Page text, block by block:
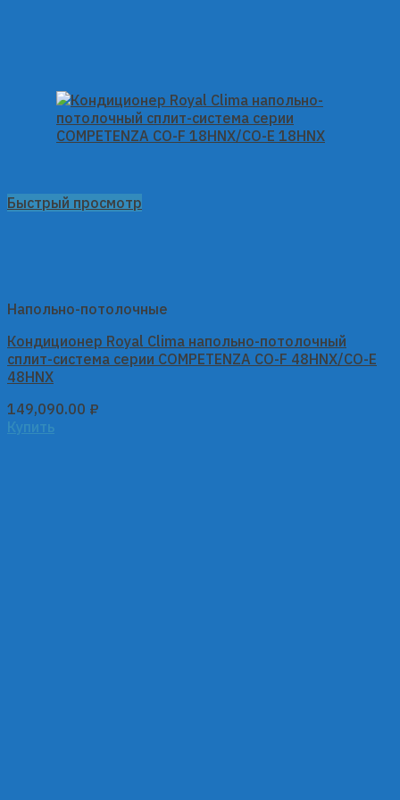
Быстрый просмотр
Напольно-потолочные
Кондиционер Royal Clima напольно-потолочный
сплит-система серии COMPETENZA CO-F 48HNX/CO-E
48HNX
149,090.00 ₽
Купить